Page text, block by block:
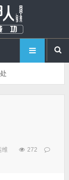
维
272